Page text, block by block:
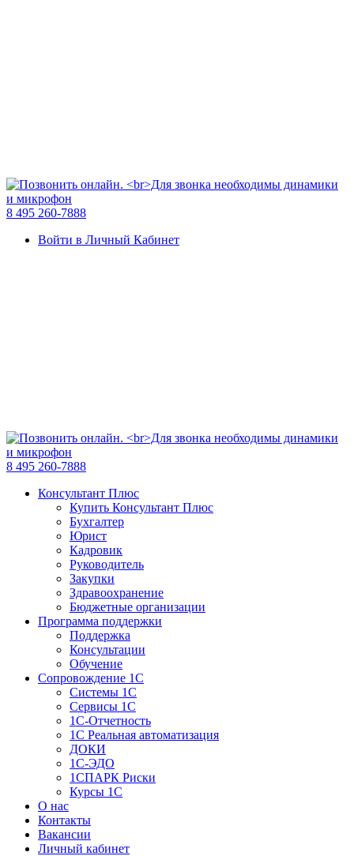
8 495 260-7888
Войти в Личный Кабинет
8 495 260-7888
Консультант Плюс
Купить Консультант Плюс
Бухгалтер
Юрист
Кадровик
Руководитель
Закупки
Здравоохранение
Бюджетные организации
Программа поддержки
Поддержка
Консультации
Обучение
Сопровождение 1С
Системы 1С
Сервисы 1С
1C-Отчетность
1С Реальная автоматизация
ДОКИ
1C-ЭДО
1СПАРК Риски
Курсы 1С
О нас
Контакты
Вакансии
Личный кабинет